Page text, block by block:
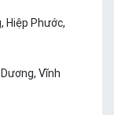
Hiệp Phước,
Vĩnh